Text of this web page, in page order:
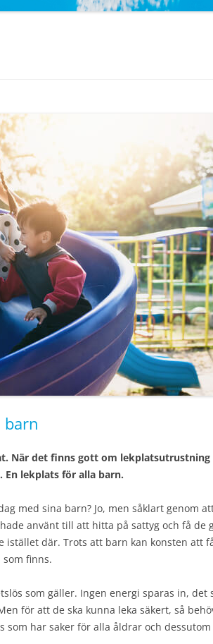
När det finns gott om lekplatsutrustning
lekplats för alla barn.
med sina barn? Jo, men såklart genom
använt till att hitta på sattyg och få de
istället där. Trots att barn kan konsten att
finns.
som gäller. Ingen energi sparas in, det
för att de ska kunna leka säkert, så
har saker för alla åldrar och dessutom